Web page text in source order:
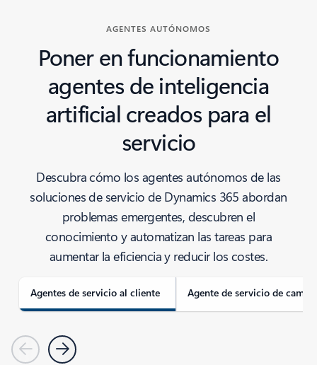
AGENTES AUTÓNOMOS
Poner en funcionamiento
agentes de inteligencia
artificial creados para el
servicio
Descubra cómo los agentes autónomos de las
soluciones de servicio de Dynamics 365 abordan
problemas emergentes, descubren el
conocimiento y automatizan las tareas para
aumentar la eficiencia y reducir los costes.
Agentes de servicio al cliente Agente de servicio de campo
AnteriorSiguiente